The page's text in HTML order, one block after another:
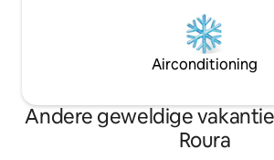
Airconditioning
Andere geweldige
Roura